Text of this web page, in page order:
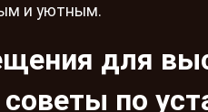
и уютным.
для
по